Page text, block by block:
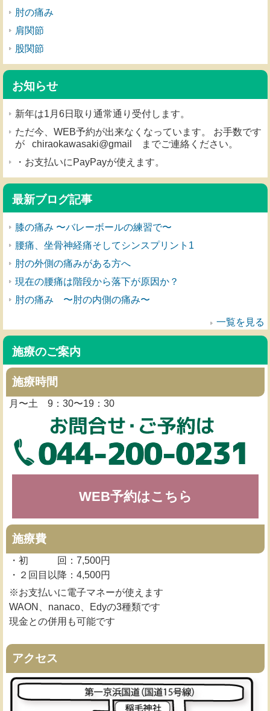
肘の痛み
肩関節
股関節
お知らせ
新年は1月6日取り通常通り受付します。
ただ今、WEB予約が出来なくなっています。 お手数です
が chiraokawasaki@gmail までご連絡ください。
・お支払いにPayPayが使えます。
最新ブログ記事
膝の痛み 〜バレーボールの練習で〜
腰痛、坐骨神経痛そしてシンスプリント1
肘の外側の痛みがある方へ
現在の腰痛は階段から落下が原因か？
肘の痛み 〜肘の内側の痛み〜
一覧を見る
施療のご案内
施療時間
月〜土 9：30〜19：30
WEB予約はこちら
施療費
・初 回：7,500円
・２回目以降：4,500円
※お支払いに電子マネーが使えます
WAON、nanaco、Edyの3種類です
現金との併用も可能です
アクセス